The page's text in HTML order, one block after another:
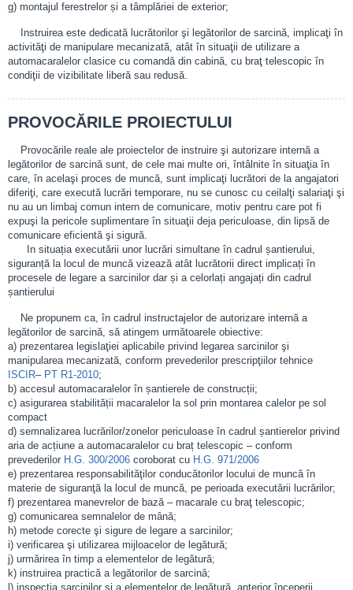
g) montajul ferestrelor și a tâmplăriei de exterior;
Instruirea este dedicată lucrătorilor şi legătorilor de sarcină, implicaţi în
activităţi de manipulare mecanizată, atât în situaţii de utilizare a
automacaralelor clasice cu comandă din cabină, cu braţ telescopic în
condiţii de vizibilitate liberă sau redusă.
PROVOCĂRILE PROIECTULUI
Provocările reale ale proiectelor de instruire şi autorizare internă a
legătorilor de sarcină sunt, de cele mai multe ori, întâlnite în situaţia în
care, în acelaşi proces de muncă, sunt implicaţi lucrători de la angajatori
diferiţi, care execută lucrări temporare, nu se cunosc cu ceilalţi salariaţi şi
nu au un limbaj comun intern de comunicare, motiv pentru care pot fi
expuşi la pericole suplimentare în situaţii deja periculoase, din lipsă de
comunicare eficientă şi sigură.
In situația executării unor lucrări simultane în cadrul șantierului,
siguranță la locul de muncă vizează atât lucrătorii direct implicați în
procesele de legare a sarcinilor dar și a celorlați angajați din cadrul
șantierului
Ne propunem ca, în cadrul instructajelor de autorizare internă a
legătorilor de sarcină, să atingem următoarele obiective:
a) prezentarea legislaţiei aplicabile privind legarea sarcinilor şi
manipularea mecanizată, conform prevederilor prescripţiilor tehnice
ISCIR– PT R1-2010;
b) accesul automacaralelor în șantierele de construcții;
c) asigurarea stabilității macaralelor la sol prin montarea calelor pe sol
compact
d) semnalizarea lucrărilor/zonelor periculoase în cadrul șantierelor privind
aria de acțiune a automacaralelor cu braț telescopic – conform
prevederilor H.G. 300/2006 coroborat cu H.G. 971/2006
e) prezentarea responsabilităţilor conducătorilor locului de muncă în
materie de siguranţă la locul de muncă, pe perioada executării lucrărilor;
f) prezentarea manevrelor de bază – macarale cu braţ telescopic;
g) comunicarea semnalelor de mână;
h) metode corecte şi sigure de legare a sarcinilor;
i) verificarea şi utilizarea mijloacelor de legătură;
j) urmărirea în timp a elementelor de legătură;
k) instruirea practică a legătorilor de sarcină;
l) inspecţia sarcinilor şi a elementelor de legătură, anterior începerii